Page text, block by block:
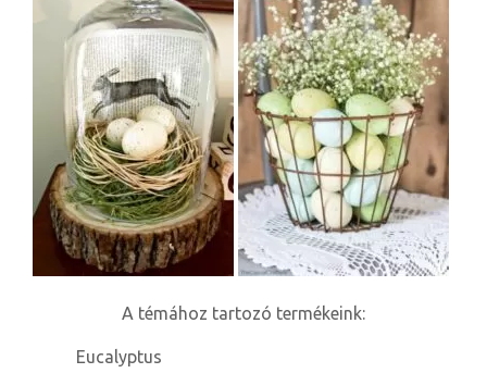
A témához tartozó termékeink:
Eucalyptus